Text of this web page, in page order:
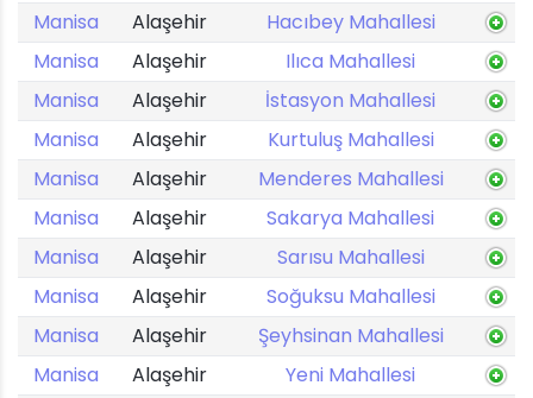
Manisa
Alaşehir
Hacıbey Mahallesi
Manisa
Alaşehir
Ilıca Mahallesi
Manisa
Alaşehir
İstasyon Mahallesi
Manisa
Alaşehir
Kurtuluş Mahallesi
Manisa
Alaşehir
Menderes Mahallesi
Manisa
Alaşehir
Sakarya Mahallesi
Manisa
Alaşehir
Sarısu Mahallesi
Manisa
Alaşehir
Soğuksu Mahallesi
Manisa
Alaşehir
Şeyhsinan Mahallesi
Manisa
Alaşehir
Yeni Mahallesi